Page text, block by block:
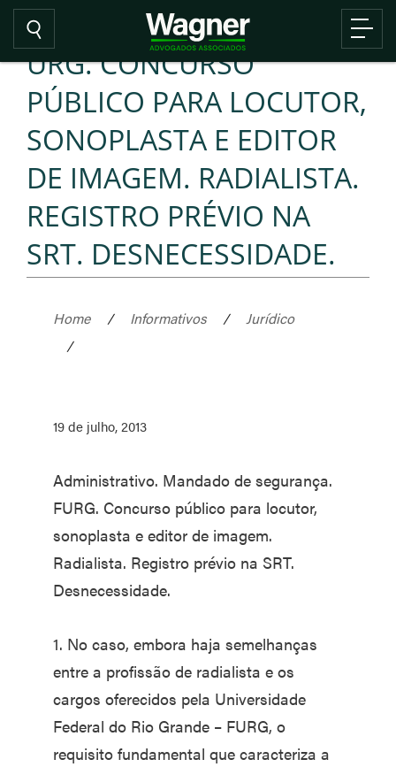
URG. CONCURSO
PÚBLICO PARA LOCUTOR,
SONOPLASTA E EDITOR
DE IMAGEM. RADIALISTA.
REGISTRO PRÉVIO NA
SRT. DESNECESSIDADE.
Home / Informativos /
Jurídico
/
19 de julho, 2013
Administrativo. Mandado de segurança.
FURG. Concurso público para locutor,
sonoplasta e editor de imagem.
Radialista. Registro prévio na SRT.
Desnecessidade.
1. No caso, embora haja semelhanças
entre a profissão de radialista e os
cargos oferecidos pela Universidade
Federal do Rio Grande – FURG, o
requisito fundamental que caracteriza a